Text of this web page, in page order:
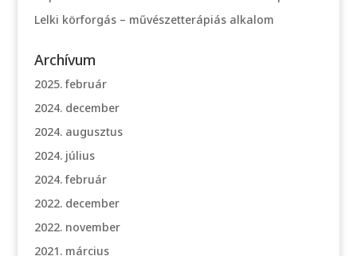
Lelki körforgás – művészetterápiás alkalom
Archívum
2025. február
2024. december
2024. augusztus
2024. július
2024. február
2022. december
2022. november
2021. március